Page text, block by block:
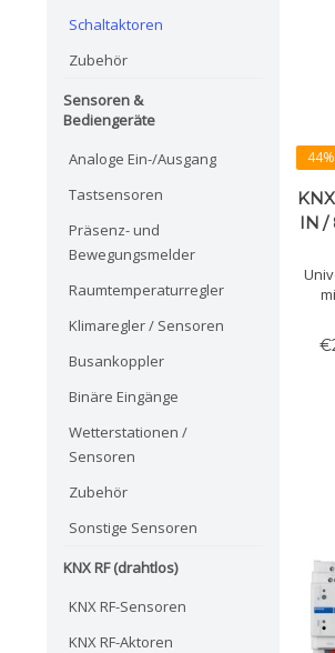
Schaltaktoren
Zubehör
Sensoren &
Bediengeräte
Analoge Ein-/Ausgang
Tastsensoren
Präsenz- und
Bewegungsmelder
Raumtemperaturregler
Klimaregler / Sensoren
Busankoppler
Binäre Eingänge
Wetterstationen /
Sensoren
Zubehör
Sonstige Sensoren
KNX RF (drahtlos)
KNX RF-Sensoren
KNX RF-Aktoren
IN /